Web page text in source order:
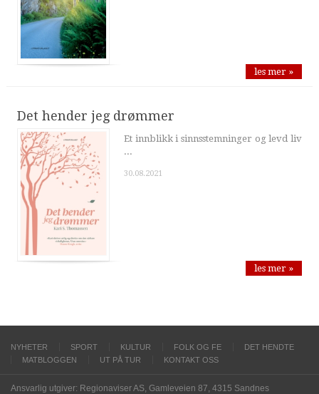
les mer »
Det hender jeg drømmer
Et innblikk i sinnsstemninger og levd liv
...
30.08.2021
les mer »
NYHETER SPORT KULTUR FOLK OG FE
DET HENDTE
MATBLOGGEN
UT PÅ TUR KONTAKT OSS
Ansvarlig utgiver: Regionaviser AS, Gamleveien 87, 4315 Sandnes